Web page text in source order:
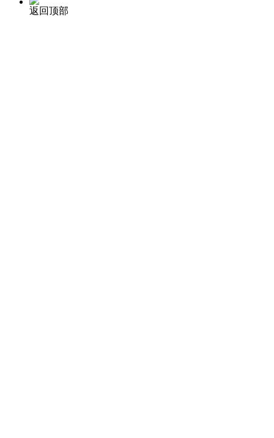
返回顶部